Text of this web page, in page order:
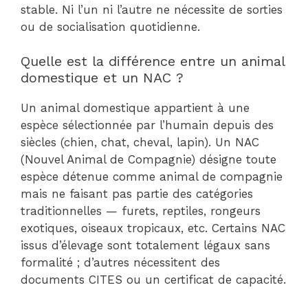
stable. Ni l’un ni l’autre ne nécessite de sorties
ou de socialisation quotidienne.
Quelle est la différence entre un animal
domestique et un NAC ?
Un animal domestique appartient à une
espèce sélectionnée par l’humain depuis des
siècles (chien, chat, cheval, lapin). Un NAC
(Nouvel Animal de Compagnie) désigne toute
espèce détenue comme animal de compagnie
mais ne faisant pas partie des catégories
traditionnelles — furets, reptiles, rongeurs
exotiques, oiseaux tropicaux, etc. Certains NAC
issus d’élevage sont totalement légaux sans
formalité ; d’autres nécessitent des
documents CITES ou un certificat de capacité.